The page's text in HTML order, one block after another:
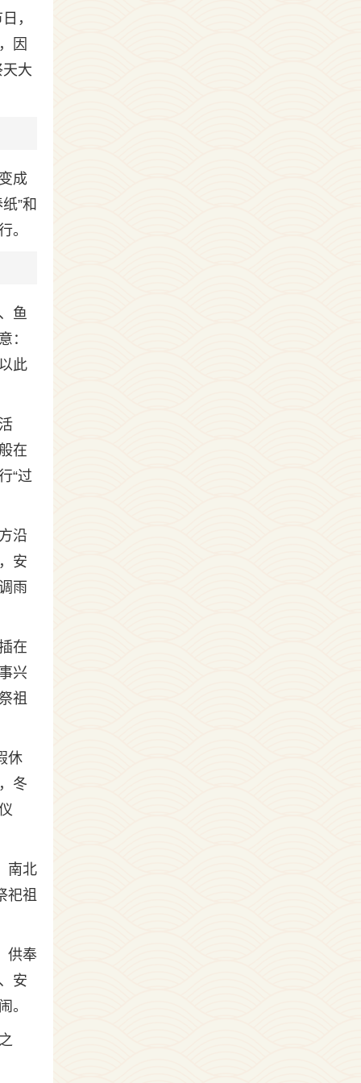
，
因
大
成
”和
。
鱼
：
此
在
“过
沿
安
雨
在
兴
祖
休
冬
南北
祀祖
供奉
安
。